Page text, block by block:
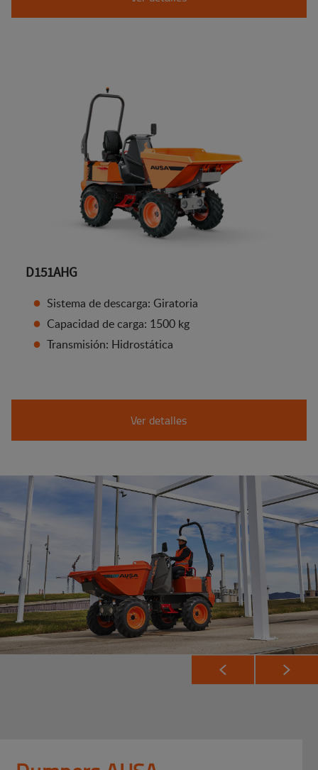
D151AHG
Sistema de descarga: Giratoria
Capacidad de carga: 1500 kg
Transmisión: Hidrostática
Ver detalles